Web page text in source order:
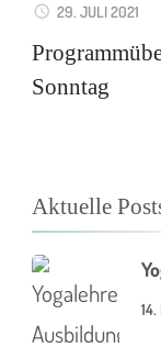
29. JULI 2021
Sonntag
Aktuelle